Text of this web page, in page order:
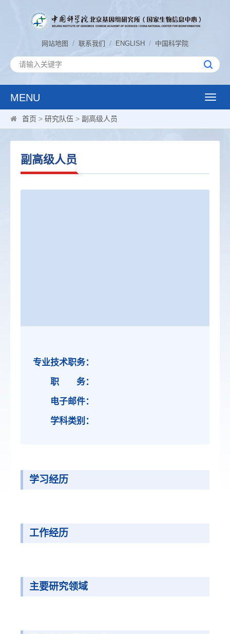
网站地图 / 联系我们 / ENGLISH / 中国科学院
MENU
Toggle
首页 > 研究队伍 > 副高级人员
副高级人员
专业技术职务：
职 务：
电子邮件：
学科类别：
学习经历
工作经历
主要研究领域